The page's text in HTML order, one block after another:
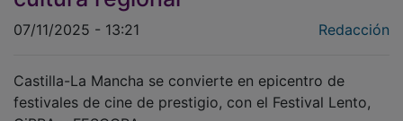
07/11/2025 - 13:21
festivales de cine de prestigio, con el Festival Lento,
CiBRA y FESCORA.